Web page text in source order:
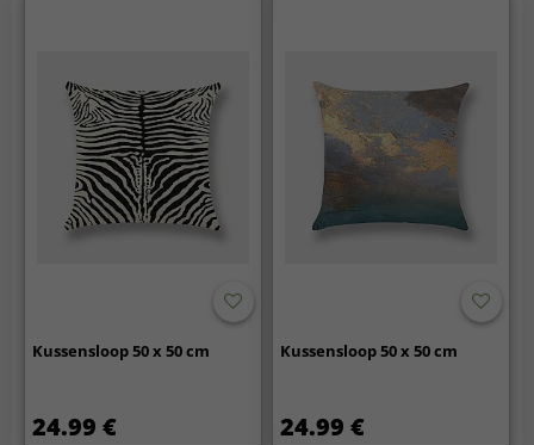
Kussensloop 50 x 50 cm
24.99 €
Kussensloop 50 x 50 cm
24.99 €